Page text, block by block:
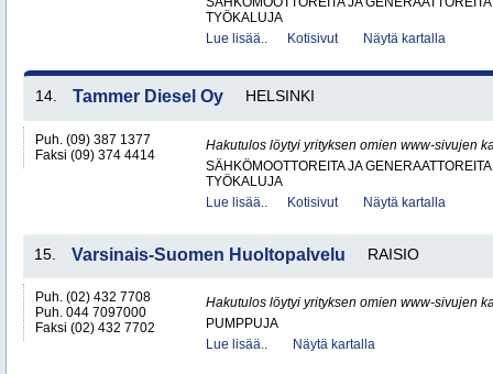
TYÖKALUJA
Lue lisää..
Kotisivut Näytä kartalla
14. Tammer Diesel Oy HELSINKI
Puh. (09) 387 1377
Faksi (09) 374 4414
Hakutulos löytyi yrityksen omien www-sivujen
SÄHKÖMOOTTOREITA JA GENERAATTOREITA
TYÖKALUJA
Lue lisää..
Kotisivut Näytä kartalla
15. Varsinais-Suomen Huoltopalvelu RAISIO
Puh. (02) 432 7708
Puh. 044 7097000
Faksi (02) 432 7702
Hakutulos löytyi yrityksen omien www-sivujen
PUMPPUJA
Lue lisää..
Näytä kartalla